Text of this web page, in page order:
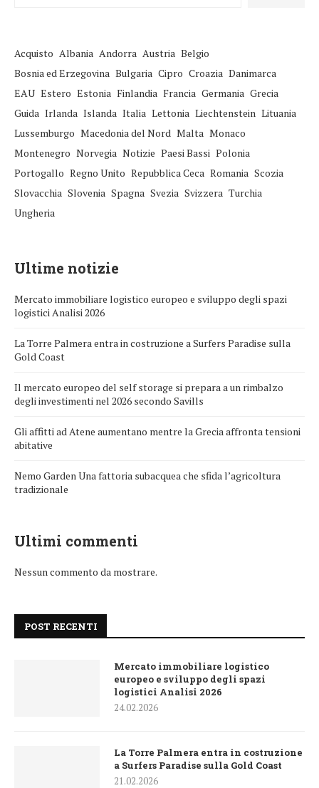
Acquisto Albania Andorra Austria Belgio
Bosnia ed Erzegovina Bulgaria Cipro Croazia Danimarca
EAU Estero Estonia Finlandia Francia Germania Grecia
Guida Irlanda Islanda Italia Lettonia Liechtenstein Lituania
Lussemburgo Macedonia del Nord Malta Monaco
Montenegro Norvegia Notizie Paesi Bassi Polonia
Portogallo Regno Unito Repubblica Ceca Romania Scozia
Slovacchia Slovenia Spagna Svezia Svizzera Turchia
Ungheria
Ultime notizie
Mercato immobiliare logistico europeo e sviluppo degli spazi
logistici Analisi 2026
La Torre Palmera entra in costruzione a Surfers Paradise sulla
Gold Coast
Il mercato europeo del self storage si prepara a un rimbalzo
degli investimenti nel 2026 secondo Savills
Gli affitti ad Atene aumentano mentre la Grecia affronta tensioni
abitative
Nemo Garden Una fattoria subacquea che sfida l’agricoltura
tradizionale
Ultimi commenti
Nessun commento da mostrare.
POST RECENTI
Mercato immobiliare logistico
europeo e sviluppo degli spazi
logistici Analisi 2026
24.02.2026
La Torre Palmera entra in costruzione
a Surfers Paradise sulla Gold Coast
21.02.2026